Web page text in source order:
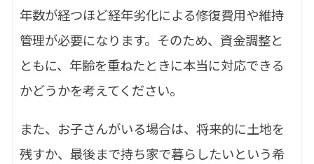
年数が経つほど経年劣化による修復費用や維持
管理が必要になります。そのため、資金調整と
ともに、年齢を重ねたときに本当に対応できる
かどうかを考えてください。
また、お子さんがいる場合は、将来的に土地を
残すか、最後まで持ち家で暮らしたいという希